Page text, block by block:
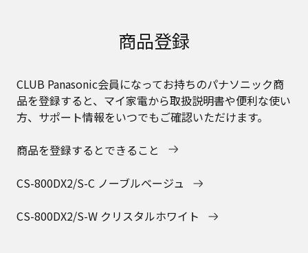
商品登録
CLUB Panasonic会員になってお持ちのパナソニック商
品を登録すると、マイ家電から取扱説明書や便利な使い
方、サポート情報をいつでもご確認いただけます。
商品を登録するとできること
CS-800DX2/S-C ノーブルベージュ
CS-800DX2/S-W クリスタルホワイト